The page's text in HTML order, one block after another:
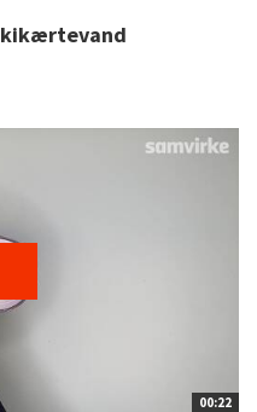
kikærtevand
00:22